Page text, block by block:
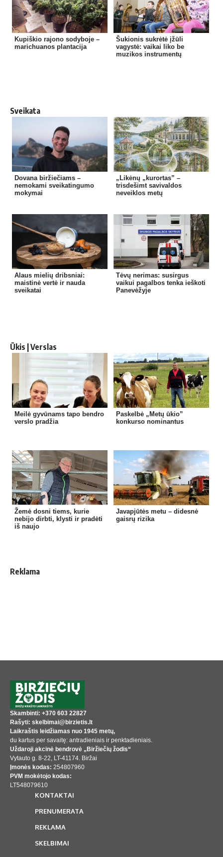
Kupiškio rajono sodyboje –
marichuanos plantacija
Šukionis sukrėtė įžūli
vagystė: vaikai liko be
muzikos instrumentų
Sveikata
Dovana biržiečiams –
nemokami sveikatingumo
mokymai
„Likėnų „kurortas” –
trisdešimt savivaldos
neveiklos metų
Alaus mielių dribsniai:
maistinė vertė ir nauda
sveikatai
Tėvų nerimas: susirgus
vaikui pagalbos tenka ieškoti
Panevėžyje
Ūkis | Verslas
Meilė gyvūnams tapo bendro
verslo pradžia
Paskelbė „Metų ūkio”
konkurso nominantus
Žemė dosni tiems, kurie
nebijo dirbti, klysti ir pradėti
iš naujo
Javapjūtės metu – didesnė
gaisrų rizika
Reklama
Skambinti: +370 603 22827
Rašyti: skelbimai@birzietis.lt
Laikraštis leidžiamas nuo 1945 metų,
du kartus per savaitę: antradieniais ir penktadieniais.
Uždaroji akcinė bendrovė „Biržiečių žodis“
Vytauto g. 8-22, LT-41174. Biržai
Įmonės kodas: 254807960
PVM mokėtojo kodas:
LT548079610
KONTAKTAI
PRENUMERATA
REKLAMA
SKELBIMAI